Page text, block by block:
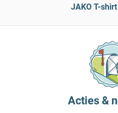
JAKO T-
Acties &